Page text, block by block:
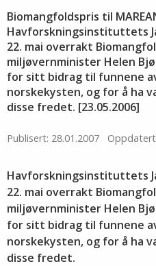
Biomangfoldspris til
Havforskningsinstituttets
22. mai overrakt
miljøvernminister Helen
for sitt bidrag til funnene
norskekysten, og for å ha
disse fredet. [23.05.2006]
Publisert: 28.01.2007
Havforskningsinstituttets
22. mai overrakt
miljøvernminister Helen
for sitt bidrag til funnene
norskekysten, og for å ha
disse fredet.